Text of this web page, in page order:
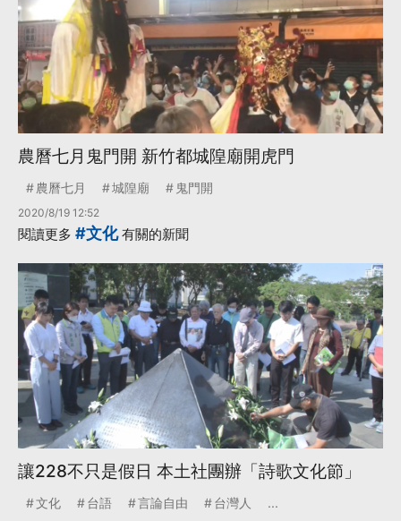
農曆七月鬼門開 新竹都城隍廟開虎門
農曆七月 城隍廟 鬼門開
2020/8/19 12:52
閱讀更多 #文化有關的新聞
讓228不只是假日 本土社團辦「詩歌文化節」
文化 台語 言論自由 台灣人 ...